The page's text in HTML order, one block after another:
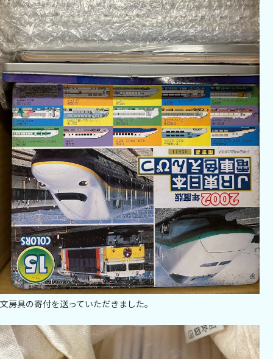
文房具の寄付を送っていただきました。